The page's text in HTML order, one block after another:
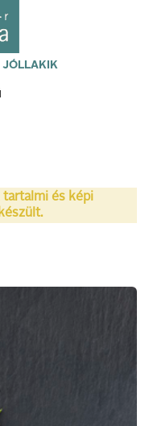
JÓLLAKIK
tartalmi és képi